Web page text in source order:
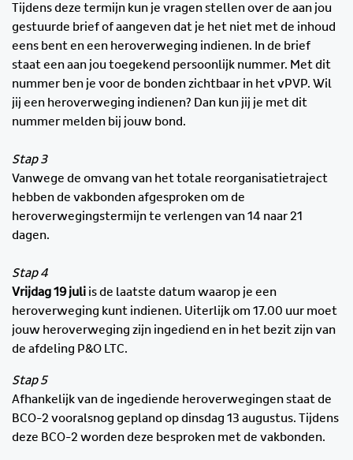
Tijdens deze termijn kun je vragen stellen over de aan jou
gestuurde brief of aangeven dat je het niet met de inhoud
eens bent en een heroverweging indienen. In de brief
staat een aan jou toegekend persoonlijk nummer. Met dit
nummer ben je voor de bonden zichtbaar in het vPVP. Wil
jij een heroverweging indienen? Dan kun jij je met dit
nummer melden bij jouw bond.
Stap 3
Vanwege de omvang van het totale reorganisatietraject
hebben de vakbonden afgesproken om de
heroverwegingstermijn te verlengen van 14 naar 21
dagen.
Stap 4
Vrijdag 19 juli is de laatste datum waarop je een
heroverweging kunt indienen. Uiterlijk om 17.00 uur moet
jouw heroverweging zijn ingediend en in het bezit zijn van
de afdeling P&O LTC.
Stap 5
Afhankelijk van de ingediende heroverwegingen staat de
BCO-2 vooralsnog gepland op dinsdag 13 augustus. Tijdens
deze BCO-2 worden deze besproken met de vakbonden.